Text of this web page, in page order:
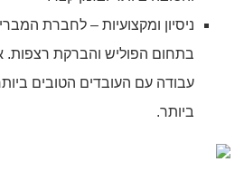
ניסיון ומקצועיות – לחברת
בתחום הפוליש והברקת רצפות.
עבודה עם העובדים הטובים
ביותר.